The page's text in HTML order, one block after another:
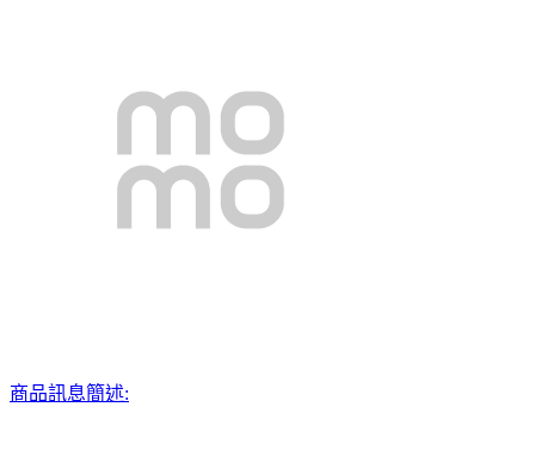
商品訊息簡述: